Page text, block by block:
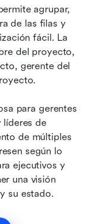
agrupar,
de las filas y
fácil. La
del proyecto,
gerente del
para gerentes
líderes de
de múltiples
según lo
ejecutivos y
una visión
su estado.